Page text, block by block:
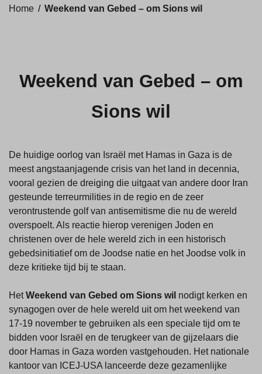
Home / Weekend van Gebed – om Sions wil
Weekend van Gebed – om
Sions wil
De huidige oorlog van Israël met Hamas in Gaza is de
meest angstaanjagende crisis van het land in decennia,
vooral gezien de dreiging die uitgaat van andere door Iran
gesteunde terreurmilities in de regio en de zeer
verontrustende golf van antisemitisme die nu de wereld
overspoelt. Als reactie hierop verenigen Joden en
christenen over de hele wereld zich in een historisch
gebedsinitiatief om de Joodse natie en het Joodse volk in
deze kritieke tijd bij te staan.
HetWeekend van Gebed om Sions wil nodigt kerken en
synagogen over de hele wereld uit om het weekend van
17-19 november te gebruiken als een speciale tijd om te
bidden voor Israël en de terugkeer van de gijzelaars die
door Hamas in Gaza worden vastgehouden. Het nationale
kantoor van ICEJ-USA lanceerde deze gezamenlijke